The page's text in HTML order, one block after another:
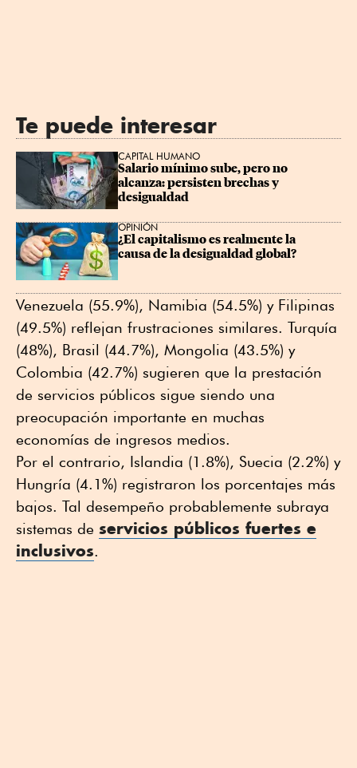
Te puede interesar
CAPITAL HUMANO
Salario mínimo sube, pero no
alcanza: persisten brechas y
desigualdad
OPINIÓN
¿El capitalismo es realmente la
causa de la desigualdad global?
Venezuela (55.9%), Namibia (54.5%) y Filipinas
(49.5%) reflejan frustraciones similares. Turquía
(48%), Brasil (44.7%), Mongolia (43.5%) y
Colombia (42.7%) sugieren que la prestación
de servicios públicos sigue siendo una
preocupación importante en muchas
economías de ingresos medios.
Por el contrario, Islandia (1.8%), Suecia (2.2%) y
Hungría (4.1%) registraron los porcentajes más
bajos. Tal desempeño probablemente subraya
sistemas de servicios públicos fuertes e
inclusivos.